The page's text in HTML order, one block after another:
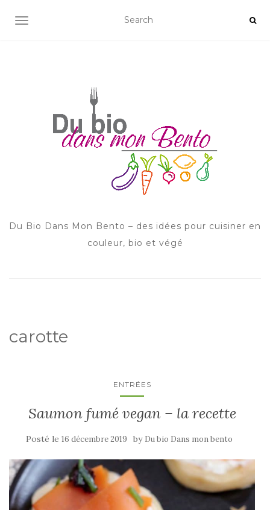
AFFICHER/MASQUER LA NAVIGATION
Du Bio Dans Mon Bento – des idées pour cuisiner en
couleur, bio et végé
carotte
ENTRÉES
Saumon fumé vegan – la recette
Posté le 16 décembre 2019 by Du bio Dans mon bento